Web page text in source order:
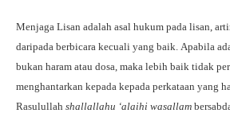
Menjaga Lisan adalah asal hukum pada lisan,
daripada berbicara kecuali yang baik. Apabila
bukan haram atau dosa, maka lebih baik tidak
menghantarkan kepada kepada perkataan yang
Rasulullah shallallahu ‘alaihi wasallam